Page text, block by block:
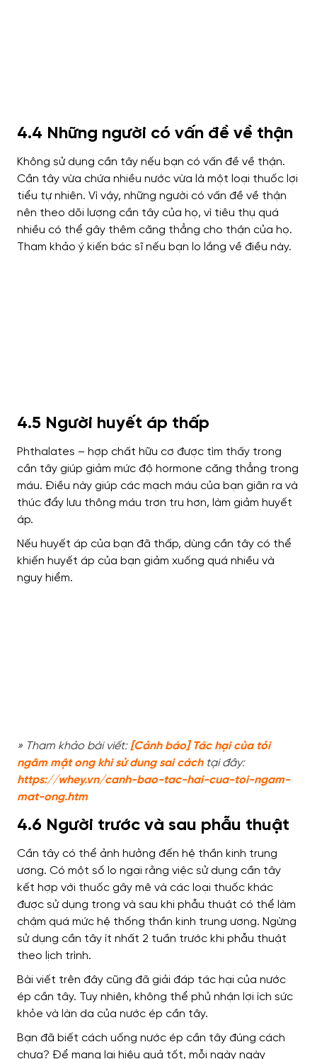
4.4 Những người có vấn đề về thận
Không sử dụng cần tây nếu bạn có vấn đề về thận.
Cần tây vừa chứa nhiều nước vừa là một loại thuốc lợi
tiểu tự nhiên. Vì vậy, những người có vấn đề về thận
nên theo dõi lượng cần tây của họ, vì tiêu thụ quá
nhiều có thể gây thêm căng thẳng cho thận của họ.
Tham khảo ý kiến ​​bác sĩ nếu bạn lo lắng về điều này.
4.5 Người huyết áp thấp
Phthalates – hợp chất hữu cơ được tìm thấy trong
cần tây giúp giảm mức độ hormone căng thẳng trong
máu. Điều này giúp các mạch máu của bạn giãn ra và
thúc đẩy lưu thông máu trơn tru hơn, làm giảm huyết
áp.
Nếu huyết áp của bạn đã thấp, dùng cần tây có thể
khiến huyết áp của bạn giảm xuống quá nhiều và
nguy hiểm.
» Tham khảo bài viết:[Cảnh báo] Tác hại của tỏi
ngâm mật ong khi sử dung sai cáchtại đây:
https://whey.vn/canh-bao-tac-hai-cua-toi-ngam-
mat-ong.htm
4.6 Người trước và sau phẫu thuật
Cần tây có thể ảnh hưởng đến hệ thần kinh trung
ương. Có một số lo ngại rằng việc sử dụng cần tây
kết hợp với thuốc gây mê và các loại thuốc khác
được sử dụng trong và sau khi phẫu thuật có thể làm
chậm quá mức hệ thống thần kinh trung ương. Ngừng
sử dụng cần tây ít nhất 2 tuần trước khi phẫu thuật
theo lịch trình.
Bài viết trên đây cũng đã giải đáp tác hại của nước
ép cần tây. Tuy nhiên, không thể phủ nhận lợi ích sức
khỏe và làn da của nước ép cần tây.
Bạn đã biết cách uống nước ép cần tây đúng cách
chưa? Để mang lại hiệu quả tốt, mỗi ngày ngày